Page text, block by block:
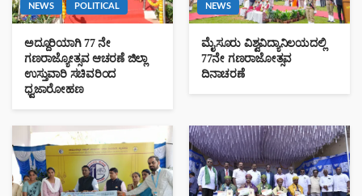
NEWS POLITICAL
ಅದ್ದೂರಿಯಾಗಿ 77 ನೇ
ಗಣರಾಜ್ಯೋತ್ಸವ ಆಚರಣೆ ಜಿಲ್ಲಾ
ಉಸ್ತುವಾರಿ ಸಚಿವರಿಂದ
ಧ್ವಜಾರೋಹಣ
NEWS
ಮೈಸೂರು ವಿಶ್ವವಿದ್ಯಾನಿಲಯದಲ್ಲಿ
77ನೇ ಗಣರಾಜೋತ್ಸವ
ದಿನಾಚರಣೆ